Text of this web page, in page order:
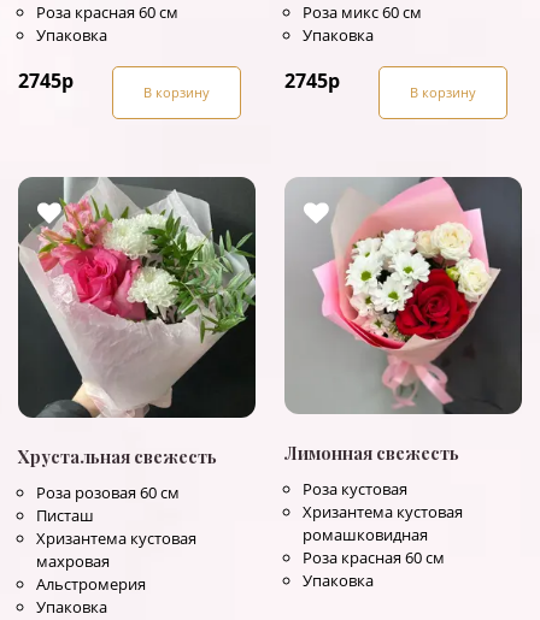
Роза красная 60 см
Упаковка
2745р В корзину
Роза микс 60 см
Упаковка
2745р В корзину
Хрустальная свежесть
Роза розовая 60 см
Писташ
Хризантема кустовая
махровая
Альстромерия
Упаковка
Лимонная свежесть
Роза кустовая
Хризантема кустовая
ромашковидная
Роза красная 60 см
Упаковка